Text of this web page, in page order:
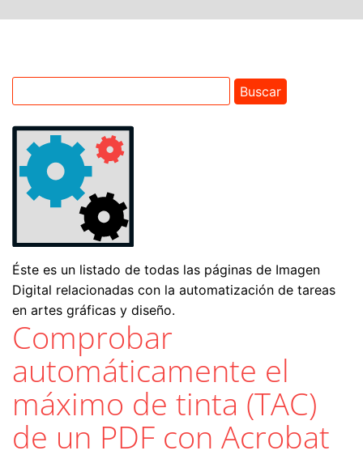
Éste es un listado de todas las páginas de Imagen
Digital relacionadas con la automatización de tareas
en artes gráficas y diseño.
Comprobar
automáticamente el
máximo de tinta (TAC)
de un PDF con Acrobat